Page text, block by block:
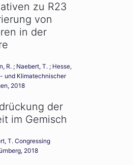
zu R23
von
in der
R. ; Naebert, T. ; Hesse,
und Klimatechnischer
2018
der
im Gemisch
T. Congressing
2018